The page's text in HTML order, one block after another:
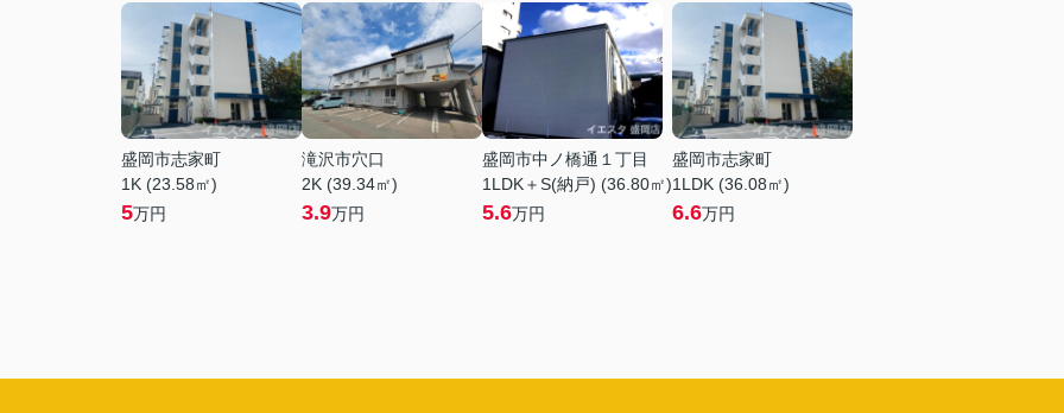
盛岡市志家町
1K (23.58㎡)
5万円
滝沢市穴口
2K (39.34㎡)
3.9万円
盛岡市中ノ橋通１丁目
1LDK＋S(納戸) (36.80㎡)
5.6万円
盛岡市志家町
1LDK (36.08㎡)
6.6万円